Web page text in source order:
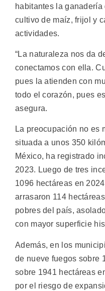
habitantes la ganadería
cultivo de maíz, frijol y
actividades.
“La naturaleza nos da
conectamos con ella.
pues la atienden con
todo el corazón, pues
asegura.
La preocupación no es
situada a unos 350
México, ha registrado
2023. Luego de tres
1096 hectáreas en
arrasaron 114
pobres del país,
con mayor superficie
Además, en los
de nueve fuegos sobre
sobre 1941 hectáreas
por el riesgo de